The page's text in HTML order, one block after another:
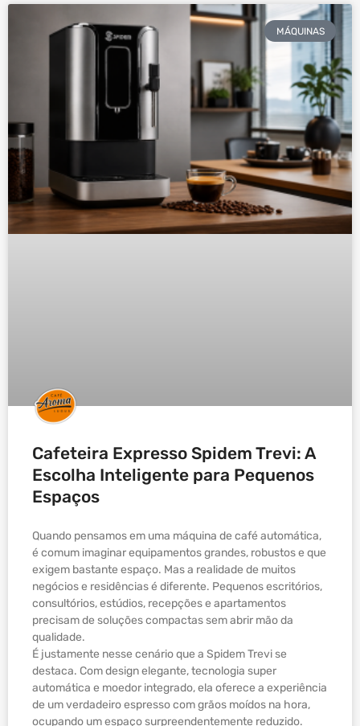
MÁQUINAS
Cafeteira Expresso Spidem Trevi: A
Escolha Inteligente para Pequenos
Espaços
Quando pensamos em uma máquina de café automática,
é comum imaginar equipamentos grandes, robustos e que
exigem bastante espaço. Mas a realidade de muitos
negócios e residências é diferente. Pequenos escritórios,
consultórios, estúdios, recepções e apartamentos
precisam de soluções compactas sem abrir mão da
qualidade.
É justamente nesse cenário que a Spidem Trevi se
destaca. Com design elegante, tecnologia super
automática e moedor integrado, ela oferece a experiência
de um verdadeiro espresso com grãos moídos na hora,
ocupando um espaço surpreendentemente reduzido.